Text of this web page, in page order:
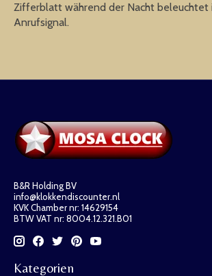
Zifferblatt während der Nacht beleuchtet
Anrufsignal.
B&R Holding BV
info@klokkendiscounter.nl
KVK Chamber nr: 14629154
BTW VAT nr: 8004.12.321.B01
Kategorien